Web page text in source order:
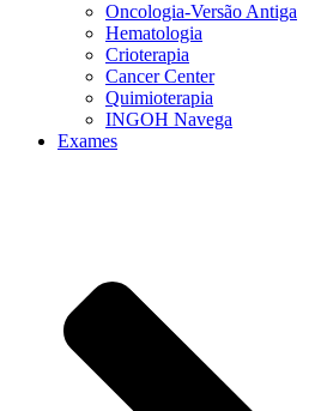
Oncologia-Versão Antiga
Hematologia
Crioterapia
Cancer Center
Quimioterapia
INGOH Navega
Exames